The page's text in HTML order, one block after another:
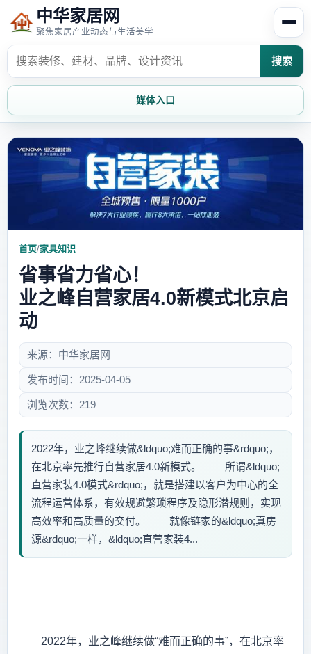
中华家居网
聚焦家居产业动态与生活美学
搜索
媒体入口
首页 家居资讯
家居风水 家居欣赏
时尚饰家
家装攻略 创意家居
首页/家具知识
省事省力省心！
业之峰自营家居4.0新模式北京启
动
来源：中华家居网
发布时间：2025-04-05
浏览次数：219
2022年，业之峰继续做&ldquo;难而正确的事&rdquo;，
在北京率先推行自营家居4.0新模式。 所谓&ldquo;
直营家装4.0模式&rdquo;，就是搭建以客户为中心的全
流程运营体系，有效规避繁琐程序及隐形潜规则，实现
高效率和高质量的交付。 就像链家的&ldquo;真房
源&rdquo;一样，&ldquo;直营家装4...
2022年，业之峰继续做“难而正确的事”，在北京率